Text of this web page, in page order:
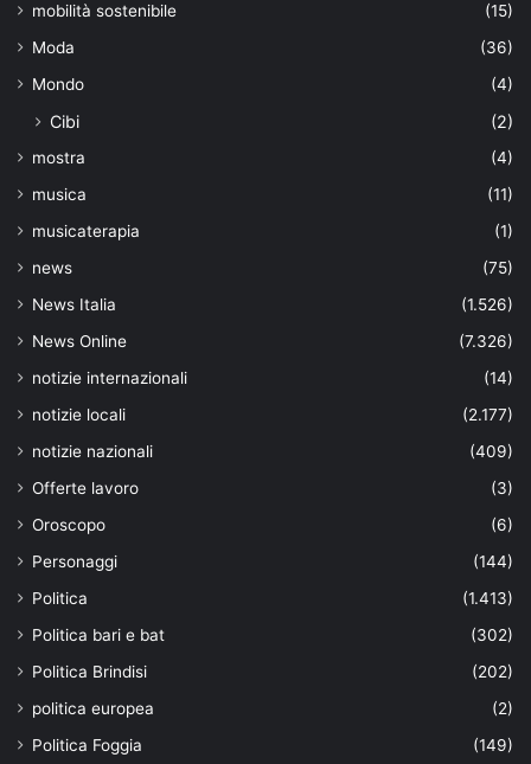
mobilità sostenibile
(15)
Moda
(36)
Mondo
(4)
Cibi (2)
mostra
(4)
musica
(11)
musicaterapia
(1)
news
(75)
News Italia
(1.526)
News Online
(7.326)
notizie internazionali
(14)
notizie locali
(2.177)
notizie nazionali
(409)
Offerte lavoro
(3)
Oroscopo
(6)
Personaggi
(144)
Politica
(1.413)
Politica bari e bat
(302)
Politica Brindisi
(202)
politica europea
(2)
Politica Foggia
(149)